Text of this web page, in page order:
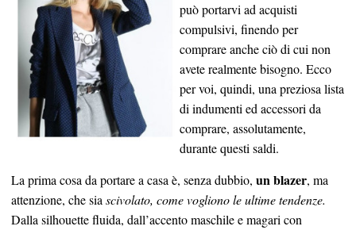
può portarvi ad acquisti
compulsivi, finendo per
comprare anche ciò di cui non
avete realmente bisogno. Ecco
per voi, quindi, una preziosa lista
di indumenti ed accessori da
comprare, assolutamente,
durante questi saldi.
La prima cosa da portare a casa è, senza dubbio, un blazer, ma
attenzione, che siascivolato, come vogliono le ultime tendenze.
Dalla silhouette fluida, dall’accento maschile e magari con